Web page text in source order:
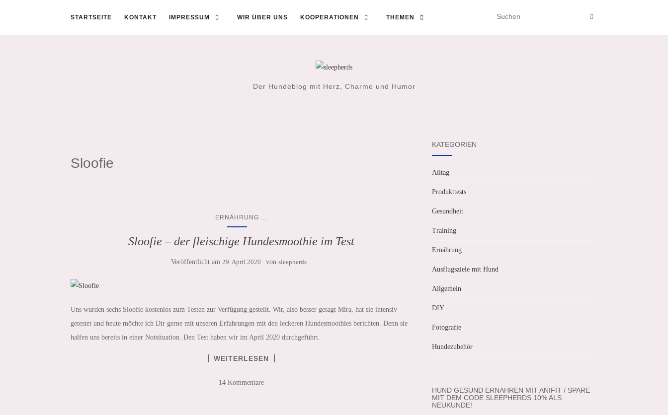
STARTSEITE KONTAKT IMPRESSUM WIR ÜBER UNS KOOPERATIONEN THEMEN
Der Hundeblog mit Herz, Charme und Humor
Sloofie
ERNÄHRUNG
Sloofie – der fleischige Hundesmoothie im Test
Veröffentlicht am 29. April 2020 von sleepherds
Uns wurden sechs Sloofie kostenlos zum Testen zur Verfügung gestellt. Wir, also besser gesagt Mira, hat sie intensiv
getestet und heute möchte ich Dir gerne mit unseren Erfahrungen mit den leckeren Hundesmoothies berichten. Denn sie
halfen uns bereits in einer Notsituation. Den Test haben wir im April 2020 durchgeführt.
WEITERLESEN
14 Kommentare
KATEGORIEN
Alltag
Produkttests
Gesundheit
Training
Ernährung
Ausflugsziele mit Hund
Allgemein
DIY
Fotografie
Hundezubehör
HUND GESUND ERNÄHREN MIT ANIFIT / SPARE
MIT DEM CODE SLEEPHERDS 10% ALS
NEUKUNDE!